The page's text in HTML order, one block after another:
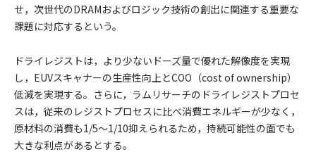
せ，次世代のDRAMおよびロジック技術の創出に関連する重要な
課題に対応するという。
ドライレジストは，より少ないドーズ量で優れた解像度を実現
し，EUVスキャナーの生産性向上とCOO（cost of ownership）
低減を実現する。さらに，ラムリサーチのドライレジストプロセ
スは，従来のレジストプロセスに比べ消費エネルギーが少なく，
原材料の消費も1/5～1/10抑えられるため，持続可能性の面でも
大きな利点があるとする。